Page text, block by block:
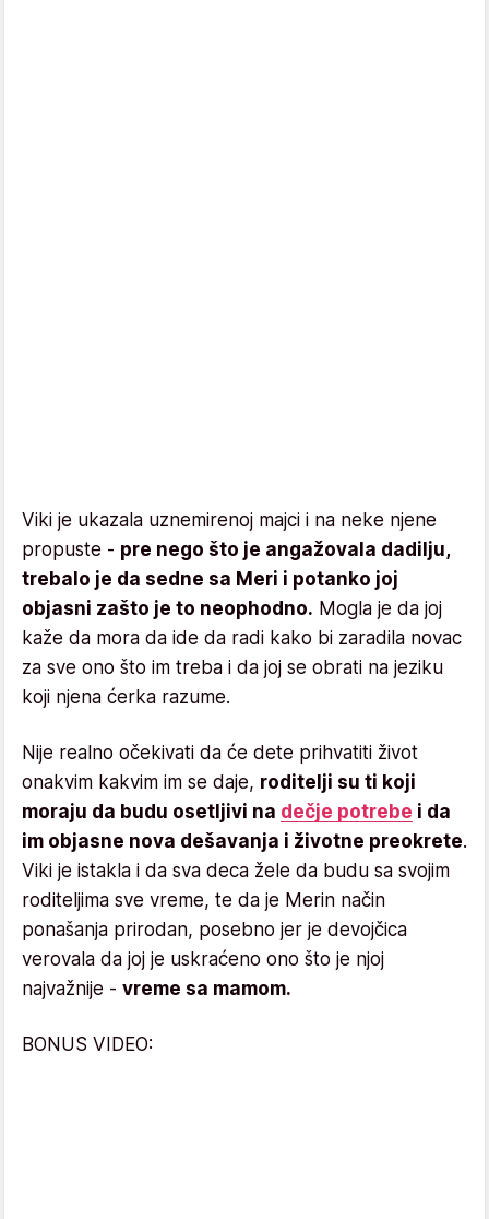
Viki je ukazala uznemirenoj majci i na neke njene
propuste - pre nego što je angažovala dadilju,
trebalo je da sedne sa Meri i potanko joj
objasni zašto je to neophodno. Mogla je da joj
kaže da mora da ide da radi kako bi zaradila novac
za sve ono što im treba i da joj se obrati na jeziku
koji njena ćerka razume.
Nije realno očekivati da će dete prihvatiti život
onakvim kakvim im se daje, roditelji su ti koji
moraju da budu osetljivi na dečje potrebe i da
im objasne nova dešavanja i životne preokrete.
Viki je istakla i da sva deca žele da budu sa svojim
roditeljima sve vreme, te da je Merin način
ponašanja prirodan, posebno jer je devojčica
verovala da joj je uskraćeno ono što je njoj
najvažnije - vreme sa mamom.
BONUS VIDEO: